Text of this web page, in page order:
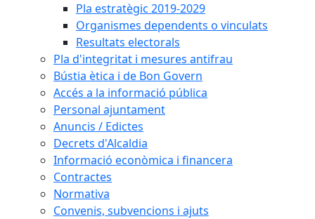
Pla estratègic 2019-2029
Organismes dependents o vinculats
Resultats electorals
Pla d'integritat i mesures antifrau
Bústia ètica i de Bon Govern
Accés a la informació pública
Personal ajuntament
Anuncis / Edictes
Decrets d'Alcaldia
Informació econòmica i financera
Contractes
Normativa
Convenis, subvencions i ajuts